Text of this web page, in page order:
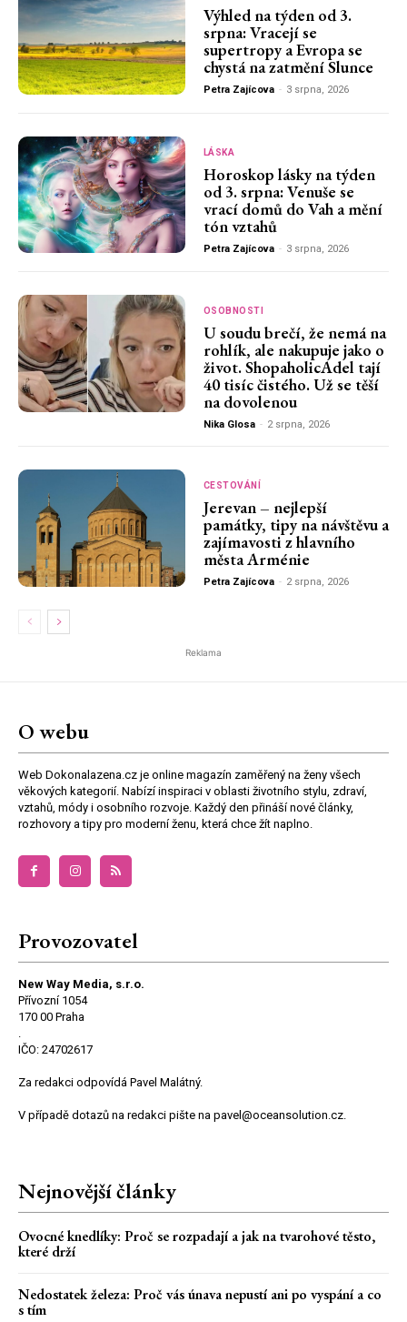
Výhled na týden od 3.
srpna: Vracejí se
supertropy a Evropa se
chystá na zatmění Slunce
Petra Zajícova - 3 srpna, 2026
LÁSKA
Horoskop lásky na týden
od 3. srpna: Venuše se
vrací domů do Vah a mění
tón vztahů
Petra Zajícova - 3 srpna, 2026
OSOBNOSTI
U soudu brečí, že nemá na
rohlík, ale nakupuje jako o
život. ShopaholicAdel tají
40 tisíc čistého. Už se těší
na dovolenou
Nika Glosa - 2 srpna, 2026
CESTOVÁNÍ
Jerevan – nejlepší
památky, tipy na návštěvu a
zajímavosti z hlavního
města Arménie
Petra Zajícova - 2 srpna, 2026
Reklama
O webu
Web Dokonalazena.cz je online magazín zaměřený na ženy všech
věkových kategorií. Nabízí inspiraci v oblasti životního stylu, zdraví,
vztahů, módy i osobního rozvoje. Každý den přináší nové články,
rozhovory a tipy pro moderní ženu, která chce žít naplno.
Provozovatel
New Way Media, s.r.o.
Přívozní 1054
170 00 Praha
IČO: 24702617
Za redakci odpovídá Pavel Malátný.
V případě dotazů na redakci pište na pavel@oceansolution.cz.
Nejnovější články
Ovocné knedlíky: Proč se rozpadají a jak na tvarohové těsto,
které drží
Nedostatek železa: Proč vás únava nepustí ani po vyspání a co
s tím